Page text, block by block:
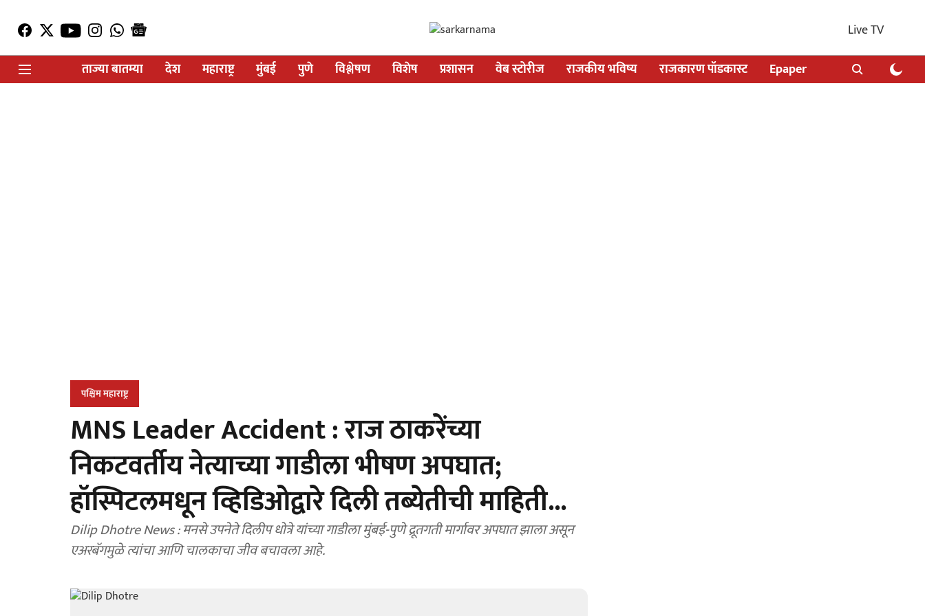
Live TV
ताज्या बातम्या
देश महाराष्ट्र मुंबई पुणे विश्लेषण विशेष प्रशासन वेब स्टोरीज राजकीय भविष्य राजकारण पॉडकास्ट Epaper
पश्चिम महाराष्ट्र
MNS Leader Accident : राज ठाकरेंच्या
निकटवर्तीय नेत्याच्या गाडीला भीषण अपघात;
हॉस्पिटलमधून व्हिडिओद्वारे दिली तब्येतीची माहिती...
Dilip Dhotre News : मनसे उपनेते दिलीप धोत्रे यांच्या गाडीला मुंबई-पुणे द्रूतगती मार्गावर अपघात झाला असून
एअरबॅगमुळे त्यांचा आणि चालकाचा जीव बचावला आहे.